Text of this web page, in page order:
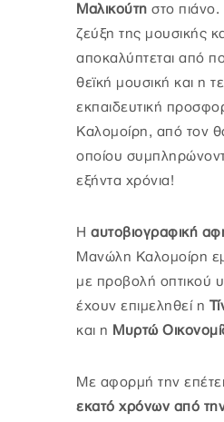
Μαλικούτη στο
ζεύξη της μουσικής
αποκαλύπτεται από
θεϊκή μουσική και η
εκπαιδευτική
Καλομοίρη, από τον
οποίου
εξήντα χρόνια!
Η αυτοβιογραφική
Μανώλη Καλομοίρη
με προβολή οπτικού
έχουν επιμεληθεί η
και η Μυρτώ
Με αφορμή την
εκατό χρόνων από την